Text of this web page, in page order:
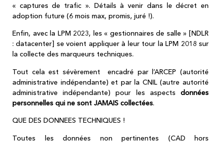
« captures de trafic ». Détails à venir dans le décret en
adoption future (6 mois max, promis, juré !).
Enfin, avec la LPM 2023, les « gestionnaires de salle » [NDLR
: datacenter] se voient appliquer à leur tour la LPM 2018 sur
la collecte des marqueurs techniques.
Tout cela est sévèrement encadré par l’ARCEP (autorité
administrative indépendante) et par la CNIL (autre autorité
administrative indépendante) pour les aspects données
personnelles qui ne sont JAMAIS collectées.
QUE DES DONNEES TECHNIQUES !
Toutes les données non pertinentes (CAD hors